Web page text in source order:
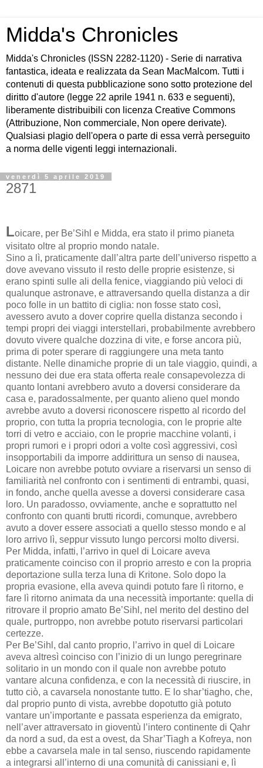
Midda's Chronicles
Midda's Chronicles (ISSN 2282-1120) - Serie di narrativa
fantastica, ideata e realizzata da Sean MacMalcom. Tutti i
contenuti di questa pubblicazione sono sotto protezione del
diritto d'autore (legge 22 aprile 1941 n. 633 e seguenti),
liberamente distribuibili con licenza Creative Commons
(Attribuzione, Non commerciale, Non opere derivate).
Qualsiasi plagio dell'opera o parte di essa verrà perseguito
a norma delle vigenti leggi internazionali.
venerdì 5 aprile 2019
2871
Loicare, per Be’Sihl e Midda, era stato il primo pianeta
visitato oltre al proprio mondo natale.
Sino a lì, praticamente dall’altra parte dell’universo rispetto a
dove avevano vissuto il resto delle proprie esistenze, si
erano spinti sulle ali della fenice, viaggiando più veloci di
qualunque astronave, e attraversando quella distanza a dir
poco folle in un battito di ciglia: non fosse stato così,
avessero avuto a dover coprire quella distanza secondo i
tempi propri dei viaggi interstellari, probabilmente avrebbero
dovuto vivere qualche dozzina di vite, e forse ancora più,
prima di poter sperare di raggiungere una meta tanto
distante. Nelle dinamiche proprie di un tale viaggio, quindi, a
nessuno dei due era stata offerta reale consapevolezza di
quanto lontani avrebbero avuto a doversi considerare da
casa e, paradossalmente, per quanto alieno quel mondo
avrebbe avuto a doversi riconoscere rispetto al ricordo del
proprio, con tutta la propria tecnologia, con le proprie alte
torri di vetro e acciaio, con le proprie macchine volanti, i
propri rumori e i propri odori a volte così aggressivi, così
insopportabili da imporre addirittura un senso di nausea,
Loicare non avrebbe potuto ovviare a riservarsi un senso di
familiarità nel confronto con i sentimenti di entrambi, quasi,
in fondo, anche quella avesse a doversi considerare casa
loro. Un paradosso, ovviamente, anche e soprattutto nel
confronto con quanti brutti ricordi, comunque, avrebbero
avuto a dover essere associati a quello stesso mondo e al
loro arrivo lì, seppur vissuto lungo percorsi molto diversi.
Per Midda, infatti, l’arrivo in quel di Loicare aveva
praticamente coinciso con il proprio arresto e con la propria
deportazione sulla terza luna di Kritone. Solo dopo la
propria evasione, ella aveva quindi potuto fare lì ritorno, e
fare lì ritorno animata da una necessità importante: quella di
ritrovare il proprio amato Be’Sihl, nel merito del destino del
quale, purtroppo, non avrebbe potuto riservarsi particolari
certezze.
Per Be’Sihl, dal canto proprio, l’arrivo in quel di Loicare
aveva altresì coinciso con l’inizio di un lungo peregrinare
solitario in un mondo con il quale non avrebbe potuto
vantare alcuna confidenza, e con la necessità di riuscire, in
tutto ciò, a cavarsela nonostante tutto. E lo shar’tiagho, che,
dal proprio punto di vista, avrebbe dopotutto già potuto
vantare un’importante e passata esperienza da emigrato,
nell’aver attraversato in gioventù l’intero continente di Qahr
da nord a sud, da est a ovest, da Shar’Tiagh a Kofreya, non
ebbe a cavarsela male in tal senso, riuscendo rapidamente
a integrarsi all’interno di una comunità di canissiani e, lì